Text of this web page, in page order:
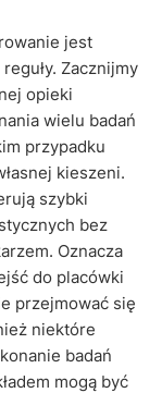
jest
Zacznijmy
opieki
wielu badań
przypadku
kieszeni.
szybki
bez
Oznacza
do placówki
przejmować się
niektóre
badań
mogą być